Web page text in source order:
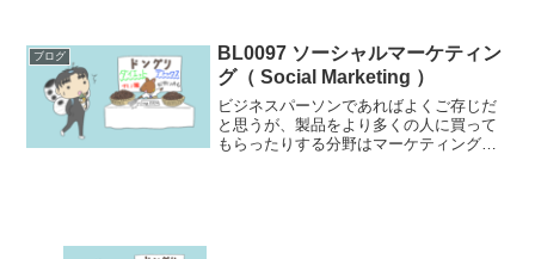
ができる」といった意味合いで使われて
いる。だが、挑戦とは常...
ブログ
BL0097 ソーシャルマーケティン
グ（ Social Marketing ）
ビジネスパーソンであればよくご存じだ
と思うが、製品をより多くの人に買って
もらったりする分野はマーケティングと